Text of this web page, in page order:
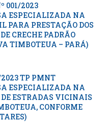
001/2023
ESPECIALIZADA NA
PARA PRESTAÇÃO DOS
CRECHE PADRÃO
TIMBOTEUA – PARÁ)
2023 TP PMNT
ESPECIALIZADA NA
ESTRADAS VICINAIS
CONFORME